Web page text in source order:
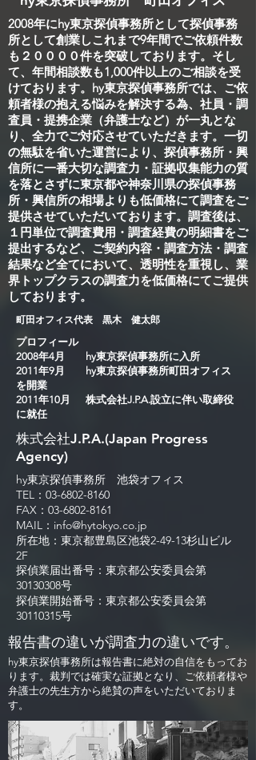
2008年にhy東京探偵事務所として探偵事務
所として創業しこれまで9年間でご依頼件数
も２００００件を突破しております。そし
て、年間相談数も1,000件以上のご相談を受
けております。hy東京探偵事務所では、ご依
頼者様の抱える悩みを解決する為、社員・調
査員・提携企業（弁護士など）が一丸とな
り、全力でご対応させていただきます。一切
の無駄を省いた運営により、探偵事務所・興
信所に一番大切な調査力・証拠収集能力の質
を落とさずに東京都や神奈川県の探偵事務
所・興信所の相場よりも低価格にて調査をご
提供させていただいております。調査後は、
１円単位で調査費用・調査経費の明細書をご
提出するなど、ご契約内容・調査方法・調査
結果など全てにおいて、透明性を重視し、業
界トップクラスの調査力を低価格にてご提供
しております。
​町田オフィス代表 黒木 健太郎
プロフィール
2008年4月 hy東京探偵事務所に入所
2011年9月 hy東京探偵事務所町田オフィス
を開業
2011年10月 株式会社J.P.A.設立に伴い取締役
に就任
株式会社J.P.A.(Japan Progress
Agency)
hy東京探偵事務所 池袋オフィス
TEL：03-6802-8160
FAX：03-6802-8161
MAIL： info@hytokyo.co.jp
所在地：東京都豊島区池袋2-49-13杉山ビル
2F
探偵業届出番号：東京都公安委員会第
30130308号
探偵業開始番号：東京都公安委員会第
30110315号
報告書の違いが調査力の違いです。
​hy東京探偵事務所は報告書に絶対の自信をもってお
ります。 裁判では確実な証拠となり、 ご依頼者様や
弁護士の先生方から絶賛の声をいただいておりま
す。